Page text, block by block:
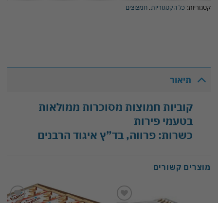
קטגוריות: כל הקטגוריות, חמצוצים
תיאור
קוביות חמוצות מסוכרות ממולאות
בטעמי פירות
כשרות: פרווה, בד”ץ איגוד הרבנים
מוצרים קשורים